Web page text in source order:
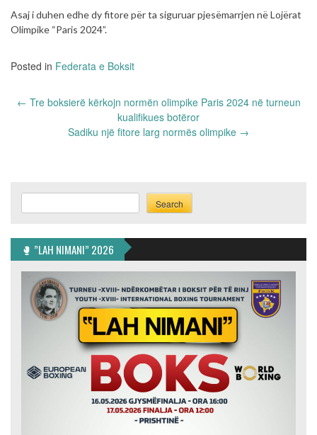
Asaj i duhen edhe dy fitore për ta siguruar pjesëmarrjen në Lojërat
Olimpike “Paris 2024”.
Posted in Federata e Boksit
Post
← Tre boksierë kërkojn normën olimpike Paris 2024 në turneun
kualifikues botëror
Sadiku një fitore larg normës olimpike →
Search
🥊 ”LAH NIMANI” 2026